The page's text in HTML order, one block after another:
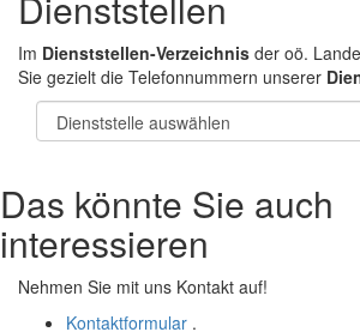
Im Dienststellen-Verzeichnis der oö.
Sie gezielt die Telefonnummern unserer
Das könnte Sie auch
interessieren
Nehmen Sie mit uns Kontakt auf!
Kontaktformular .